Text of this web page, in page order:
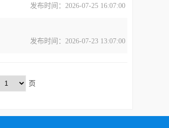
发布时间：2026-07-25 16:07:00
发布时间：2026-07-23 13:07:00
页